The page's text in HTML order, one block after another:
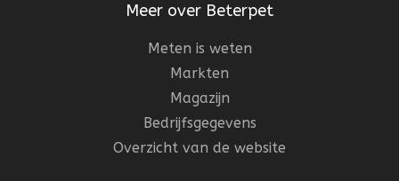
Meer over Beterpet
Meten is weten
Markten
Magazijn
Bedrijfsgegevens
Overzicht van de website